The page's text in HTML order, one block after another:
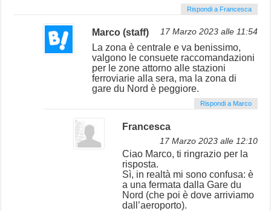
Rispondi a Francesca
Marco (staff) 17 Marzo 2023 alle 11:54
La zona è centrale e va benissimo,
valgono le consuete raccomandazioni
per le zone attorno alle stazioni
ferroviarie alla sera, ma la zona di
gare du Nord è peggiore.
Rispondi a Marco
Francesca
17 Marzo 2023 alle 12:10
Ciao Marco, ti ringrazio per la
risposta.
Sì, in realtà mi sono confusa: è
a una fermata dalla Gare du
Nord (che poi è dove arriviamo
dall’aeroporto).